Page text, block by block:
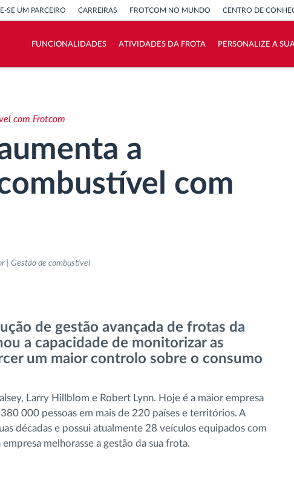
SE UM PARCEIRO CARREIRAS FROTCOM NO MUNDO CENTRO DE
FUNCIONALIDADES ATIVIDADES DA FROTA PERSONALIZE A
com Frotcom
a
com
| Gestão de combustível
de gestão avançada de frotas da
a capacidade de monitorizar as
um maior controlo sobre o consumo
Larry Hillblom e Robert Lynn. Hoje é a maior empresa
000 pessoas em mais de 220 países e territórios. A
décadas e possui atualmente 28 veículos equipados com
melhorasse a gestão da sua frota.